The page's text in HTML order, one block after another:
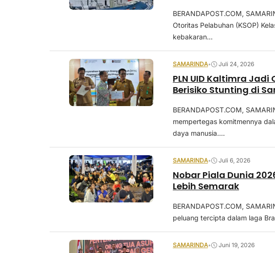
BERANDAPOST.COM,
Otoritas Pelabuhan (KSOP)
kebakaran...
SAMARINDA• Juli 24, 2026
PLN UID Kaltimra Jadi
Berisiko Stunting di
BERANDAPOST.COM,
mempertegas komitmennya
daya manusia....
SAMARINDA• Juli 6, 2026
Nobar Piala Dunia
Lebih Semarak
BERANDAPOST.COM,
peluang tercipta dalam laga
SAMARINDA• Juni 19, 2026